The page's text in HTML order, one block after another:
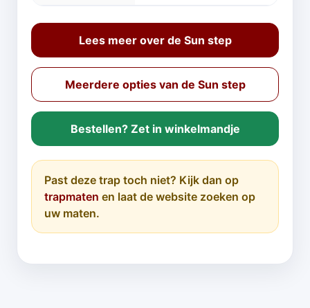
Lees meer over de Sun step
Meerdere opties van de Sun step
Bestellen? Zet in winkelmandje
Past deze trap toch niet? Kijk dan op
trapmaten en laat de website zoeken op
uw maten.